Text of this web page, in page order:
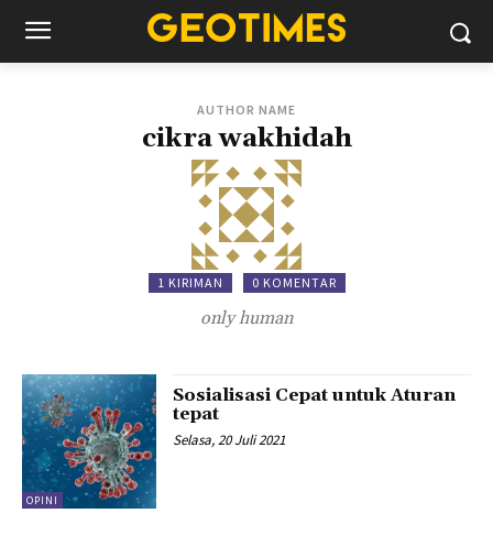
AUTHOR NAME
cikra wakhidah
1 KIRIMAN 0 KOMENTAR
only human
OPINI
Sosialisasi Cepat untuk Aturan
tepat
Selasa, 20 Juli 2021